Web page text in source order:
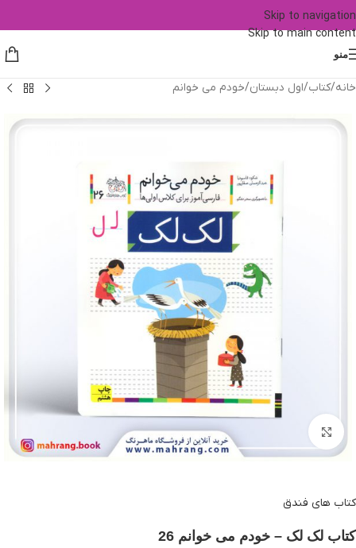
Skip to navigation
Skip to main content
منو
خانه/کتاب/اول دبستان/خودم می خوانم
بزرگنمایی تصویر
کتاب های فندق
کتاب لک‌ لک – خودم می‌ خوانم 26